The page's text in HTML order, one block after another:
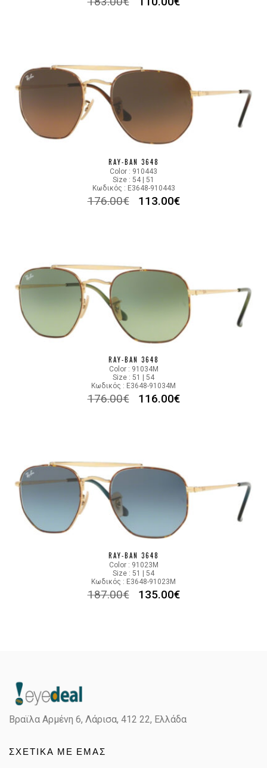
RAY-BAN 3648
Color : 910443
Size : 54 | 51
Κωδικός : E3648-910443
176.00€ 113.00€
RAY-BAN 3648
Color : 91034M
Size : 51 | 54
Κωδικός : E3648-91034M
176.00€ 116.00€
RAY-BAN 3648
Color : 91023M
Size : 51 | 54
Κωδικός : E3648-91023M
187.00€ 135.00€
Βραϊλα Αρμένη 6, Λάρισα, 412 22, Ελλάδα
ΣΧΕΤΙΚΑ ΜΕ ΕΜΑΣ